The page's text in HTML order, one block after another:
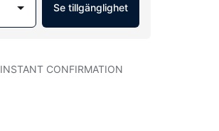
Se tillgänglighet
INSTANT CONFIRMATION